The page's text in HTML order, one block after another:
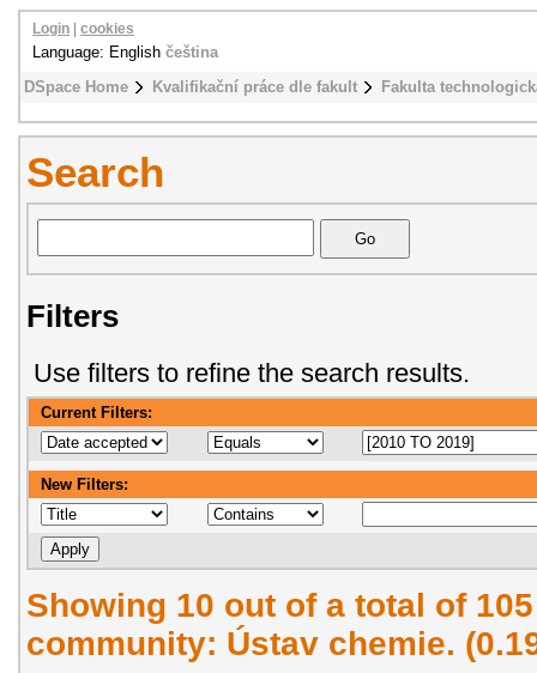
DSpace Home Kvalifikační práce dle fakult Fakulta
Login cookies
Language: English čeština
Search
Filters
Use filters to refine the search results.
Current Filters:
New Filters:
Showing 10 out of a total of
community: Ústav chemie.